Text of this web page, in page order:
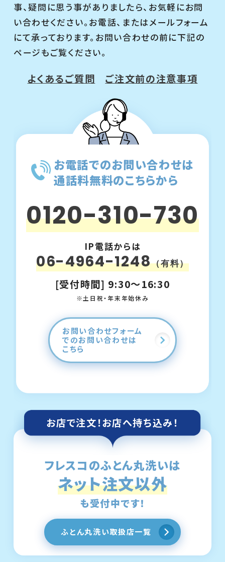
事、疑問に思う事がありましたら、お気軽にお問
い合わせください。お電話、またはメールフォーム
にて承っております。お問い合わせの前に下記の
ページもご覧ください。
よくあるご質問 ご注文前の注意事項
お電話でのお問い合わせは
通話料無料のこちらから
0120-310-730
IP電話からは
06-4964-1248（有料）
[受付時間] 9:30～16:30
※土日祝・年末年始休み
お問い合わせフォーム
でのお問い合わせは
こちら
お店で注文！お店へ持ち込み！
フレスコのふとん丸洗いは
ネット注文以外
も受付中です！
ふとん丸洗い取扱店一覧